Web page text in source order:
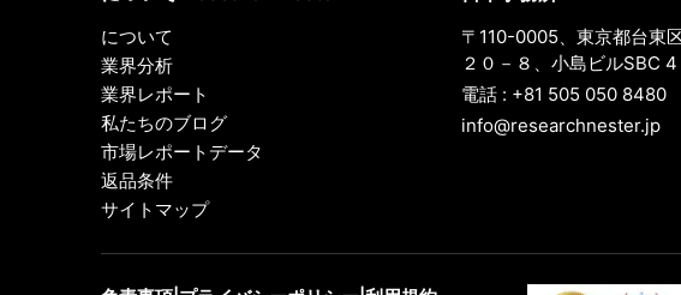
について
業界分析
業界レポート
私たちのブログ
市場レポートデータ
返品条件
サイトマップ
〒110-0005、東京都台東
２０－８、小島ビルSBC
電話 : +81 505 050 8480
info@researchnester.jp